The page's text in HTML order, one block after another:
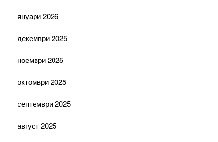
януари 2026
декември 2025
ноември 2025
октомври 2025
септември 2025
август 2025